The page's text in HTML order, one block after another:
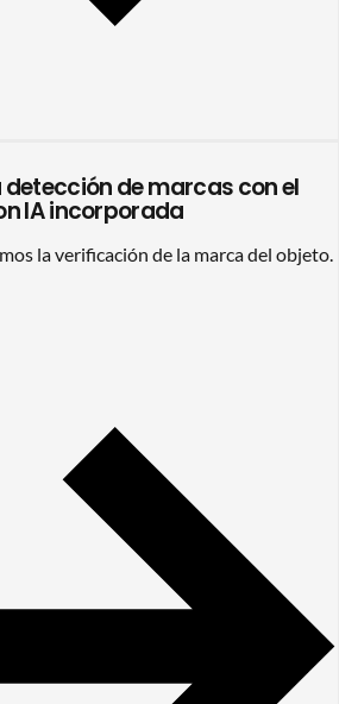
de marcas con el
IA incorporada
la verificación de la marca del objeto.